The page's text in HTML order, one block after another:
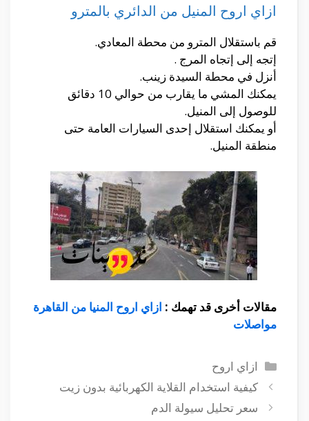
ازاي اروح المنيل من الدائري بالمترو
قم باستقلال المترو من محطة المعادي.
إتجه إلى إتجاه المرج .
أنزل في محطة السيدة زينب.
يمكنك المشي ما يقارب من حوالي 10 دقائق
للوصول إلى المنيل.
أو يمكنك استقلال إحدى السيارات العامة حتى
منطقة المنيل.
مقالات أخرى قد تهمك : ازاي اروح المنيا من القاهرة
مواصلات
التصنيفات
ازاي اروح
كيفية استخدام القلاية الكهربائية بدون زيت
سعر تحليل سيولة الدم